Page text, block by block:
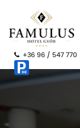
+36 96 / 547 770